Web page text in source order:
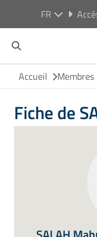
FR
Accueil Membres
Fiche de